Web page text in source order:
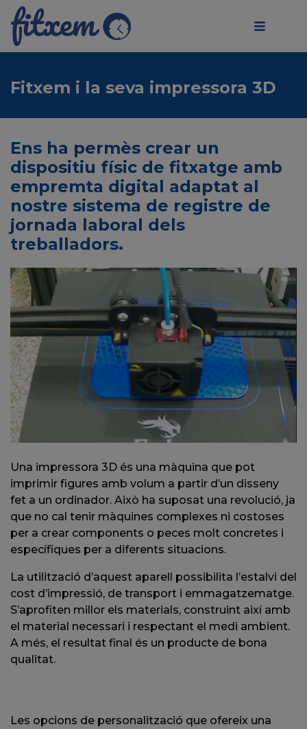
Fitxem i la seva impressora 3D
Ens ha permès crear un
dispositiu físic de fitxatge amb
empremta digital adaptat al
nostre sistema de registre de
jornada laboral dels
treballadors.
Una impressora 3D és una màquina que pot
imprimir figures amb volum a partir d’un disseny
fet a un ordinador. Això ha suposat una revolució, ja
que no cal tenir màquines complexes ni costoses
per a crear components o peces molt concretes i
específiques per a diferents situacions.
La utilització d’aquest aparell possibilita l’estalvi del
cost d’impressió, de transport i emmagatzematge.
S’aprofiten millor els materials, construint així amb
el material necessari i respectant el medi ambient.
A més, el resultat final és un producte de bona
qualitat.
Les opcions de personalització que ofereix una